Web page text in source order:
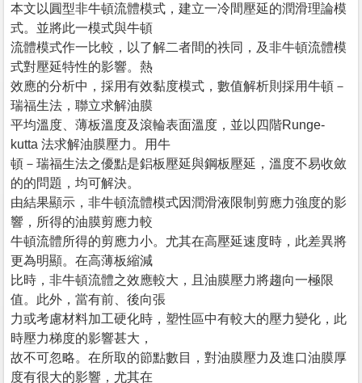
本文以圓型非牛頓流體模式，建立一冷間壓延的潤滑理論模
式。並將此一模式與牛頓
流體模式作一比較，以了解二者間的祑同，及非牛頓流體模
式對壓延特性的影響。熱
效應的分析中，採用有效黏度模式，數值解析則採用牛頓－
瑞福生法，聯立求解油膜
平均溫度、薄板溫度及滾輪表面溫度，並以四階Runge-
kutta 法求解油膜壓力。用牛
頓－瑞福生法之優點是鋁板壓延與鋼板壓延，溫度不易收斂
的的問題，均可解決。
由結果顯示，非牛頓流體模式因潤滑液限制剪應力強度的影
響，所得的油膜剪應力較
牛頓流體所得的剪應力小。尤其在高壓延速度時，此差異將
更為明顯。在高薄板縮減
比時，非牛頓流體之效應較大，且油膜壓力將趨向一極限
值。此外，當有前、後向張
力或考慮材料加工硬化時，塑性區中有較大的壓力變化，此
時壓力梯度的影響甚大，
故不可忽略。在所取的節點數目，對油膜壓力及進口油膜厚
度有很大的影響，尤其在